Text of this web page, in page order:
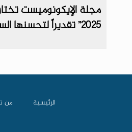
مجلة الإيكونوميست
2025” تقديراً لتحسنها السياسي والاقتصادي
الرئيسية من